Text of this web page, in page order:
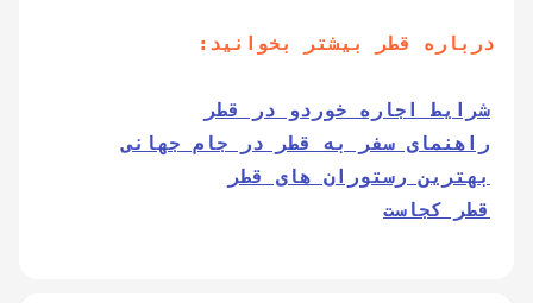
درباره قطر بیشتر بخوانید:
شرایط اجاره خوردو در قطر
راهنمای سفر به قطر در جام جهانی
بهترین رستوران های قطر
قطر کجاست